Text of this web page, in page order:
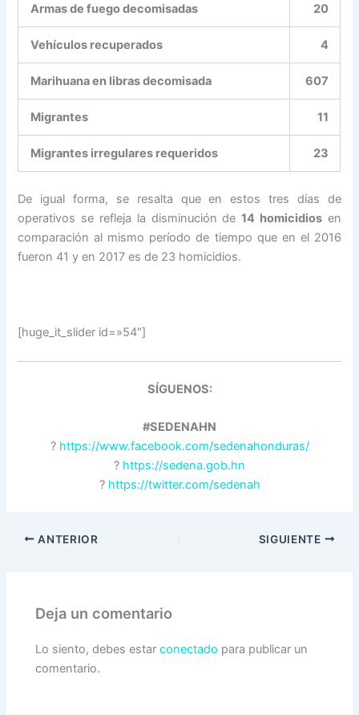
Armas de fuego decomisadas 20
Vehículos recuperados 4
Marihuana en libras decomisada 607
Migrantes 11
Migrantes irregulares requeridos 23
De igual forma, se resalta que en estos tres días de
operativos se refleja la disminución de14 homicidiosen
comparación al mismo período de tiempo que en el 2016
fueron 41 y en 2017 es de 23 homicidios.
[huge_it_slider id=»54″]
SÍGUENOS:
#SEDENAHN
? https://www.facebook.com/sedenahonduras/
? https://sedena.gob.hn
? https://twitter.com/sedenah
ANTERIOR SIGUIENTE
Deja un comentario
Lo siento, debes estarconectado para publicar un
comentario.